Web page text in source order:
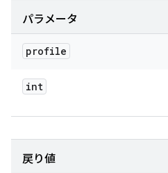
パラメータ
profile
int
戻り値